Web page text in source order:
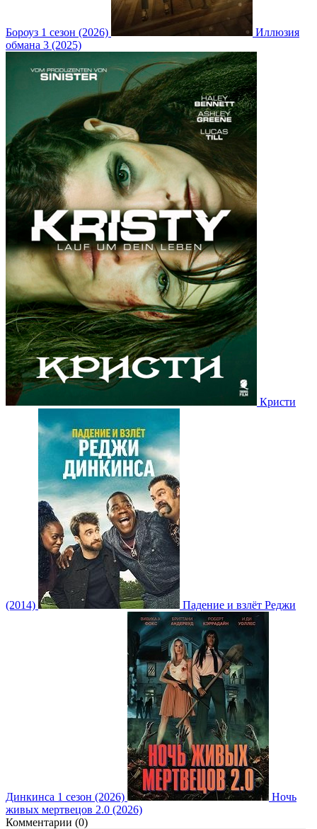
Бороуз 1 сезон (2026)
Иллюзия
обмана 3 (2025)
Кристи
(2014) Падение и взлёт Реджи
Динкинса 1 сезон (2026)
Ночь
живых мертвецов 2.0 (2026)
Комментарии (0)